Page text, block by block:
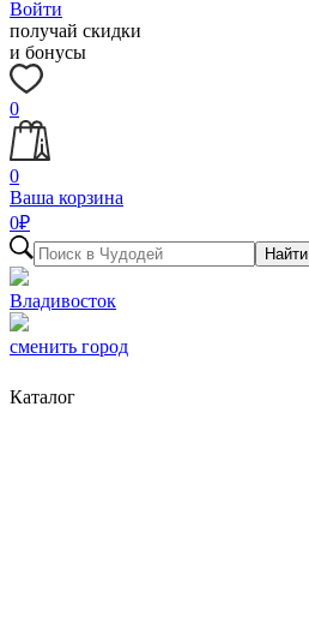
Войти
получай скидки
и бонусы
0
0
Ваша корзина
0₽
Найти
Владивосток
сменить город
Каталог